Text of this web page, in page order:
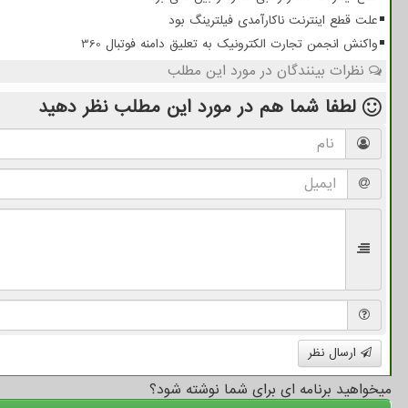
علت قطع اینترنت ناکارآمدی فیلترینگ بود
واکنش انجمن تجارت الکترونیک به تعلیق دامنه فوتبال 360
نظرات بینندگان در مورد این مطلب
لطفا شما هم در مورد این مطلب نظر دهید
ارسال نظر
میخواهید برنامه ای برای شما نوشته شود؟